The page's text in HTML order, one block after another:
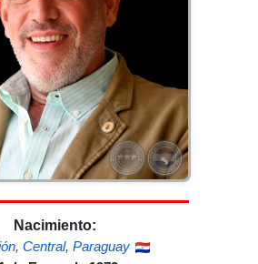
Nacimiento:
, Central, Paraguay